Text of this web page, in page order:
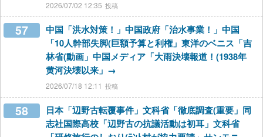
2026/07/02 12:35
57
中国「洪水対策！」中国政府「治水事業！」中国
「10人幹部失脚(巨額予算と利権」東洋のベニス「吉
林省(動画」中国メディア「大雨決壊報道！(1938年
黄河決壊以来」→
2026/07/18 12:11
58
日本「辺野古転覆事件」文科省「徹底調査(重要」同
志社国際高校「辺野古の抗議活動は初耳」文科省